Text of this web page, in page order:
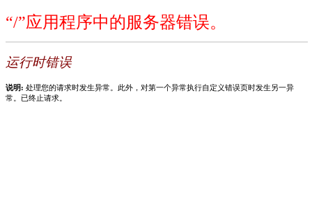
“/”应用程序中的服务器错误。
运行时错误
说明: 处理您的请求时发生异常。此外，对第一个异常执行自定义错误页时发生另一异
常。已终止请求。